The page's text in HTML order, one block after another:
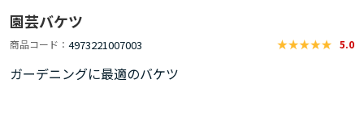
園芸バケツ
商品コード 4973221007003 5.0
ガーデニングに最適のバケツ